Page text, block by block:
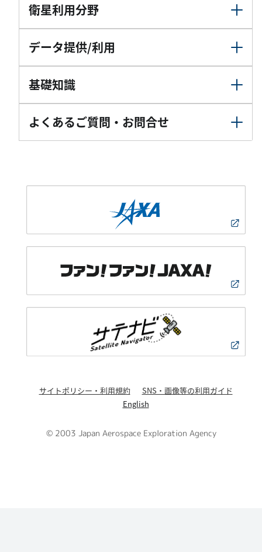
衛星利用分野
データ提供/利用
基礎知識
よくあるご質問・お問合せ
サイトポリシー・利用規約
SNS・画像等の利用ガイド
English
© 2003 Japan Aerospace Exploration Agency